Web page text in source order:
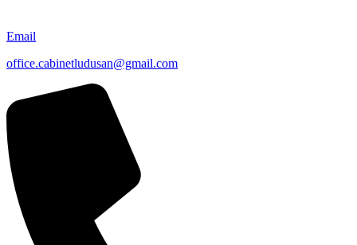
Email
office.cabinetludusan@gmail.com